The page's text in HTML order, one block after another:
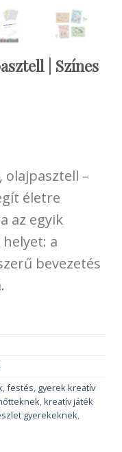
| Színes
olajpasztell –
életre
az egyik
a
bevezetés
,festés, gyerek kreatív
,kreatív játék
gyerekeknek,